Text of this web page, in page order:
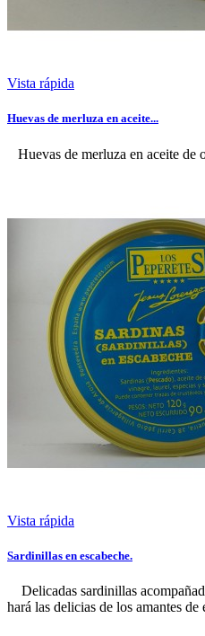
Vista rápida
Huevas de merluza en aceite...
Huevas de merluza en aceite de
Vista rápida
Sardinillas en escabeche.
Delicadas sardinillas
hará las delicias de los amantes de